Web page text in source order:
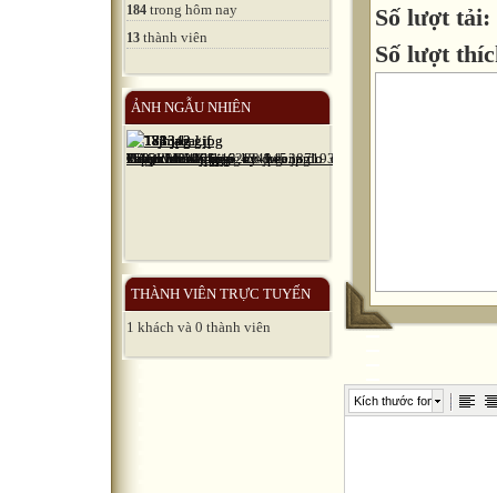
184 trong hôm nay
13 thành viên
ẢNH NGẪU NHIÊN
THÀNH VIÊN TRỰC TUYẾN
1 khách và 0 thành viên
Số lượt tải:
Số lượt
Kích thước font